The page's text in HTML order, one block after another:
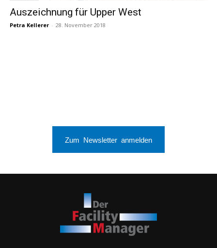
Auszeichnung für Upper West
Petra Kellerer - 28. November 2018
Zum Newsletter anmelden